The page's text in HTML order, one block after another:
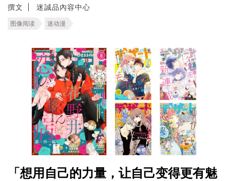
撰文 迷誠品內容中心
图像阅读 迷动漫
「想用自己的力量，让自己变得更有魅